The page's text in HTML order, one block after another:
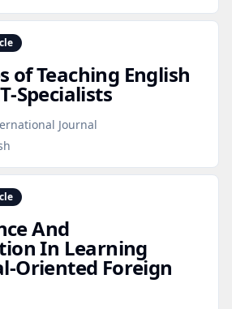
of Teaching English
Journal
And
In Learning
Foreign